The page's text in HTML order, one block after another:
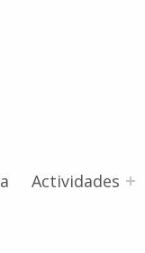
Actividades